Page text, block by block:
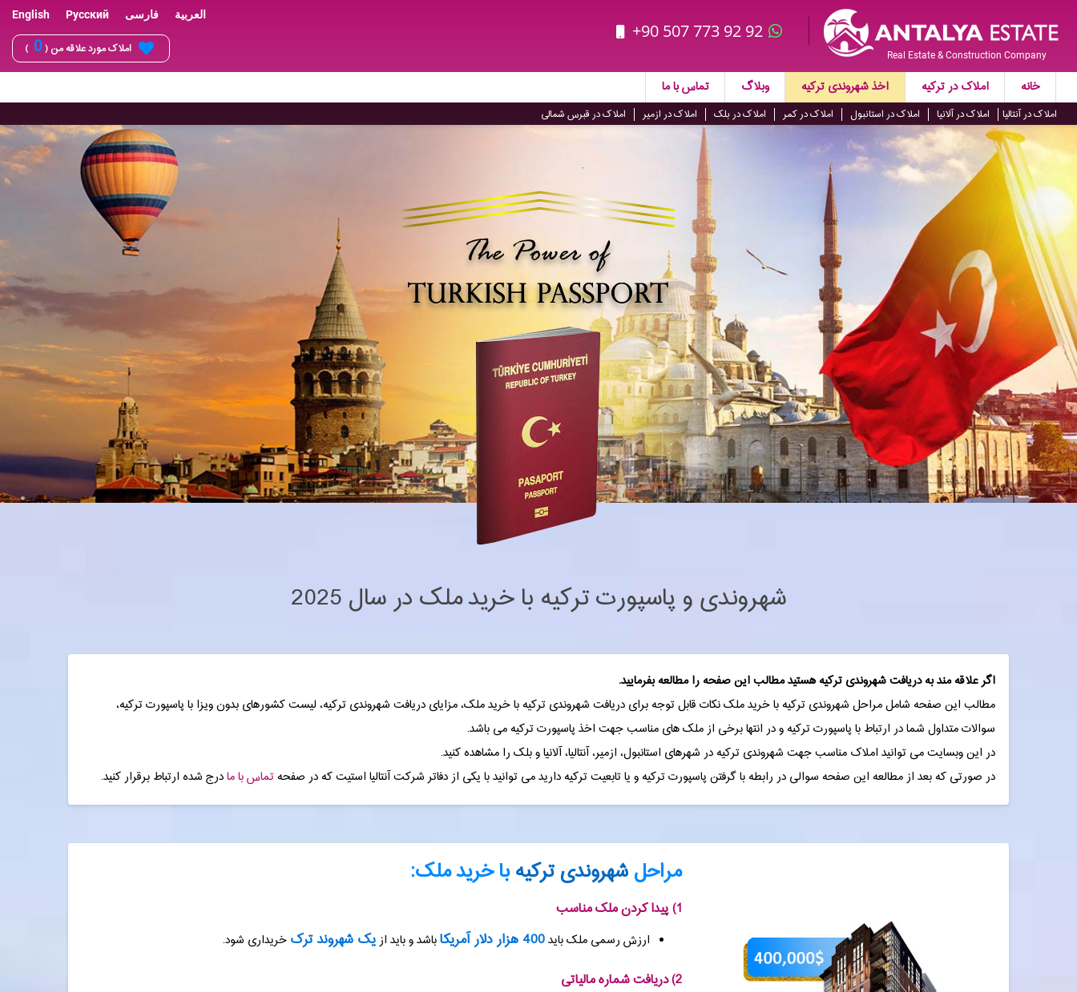
Real Estate & Construction Company
+90 507 773 92 92
English Русский فارسی العربية
املاک مورد علاقه من (0
)
خانه املاک در ترکیه اخذ شهروندی ترکیه وبلاگ تماس با ما
املاک در آنتالیا املاک در آلانیا املاک در استانبول املاک در کمر املاک در بلک املاک در ازمیر املاک در قبرس شمالی
شهروندی و پاسپورت ترکیه با خرید ملک در سال 2025
اگر علاقه مند به دریافت شهروندی ترکیه هستید مطالب این صفحه را مطالعه بفرمایید.
مطالب این صفحه شامل مراحل شهروندی ترکیه با خرید ملک نکات قابل توجه برای دریافت شهروندی ترکیه با خرید ملک، مزایای دریافت شهروندی ترکیه، لیست کشورهای بدون ویزا با پاسپورت ترکیه،
سوالات متداول شما در ارتباط با پاسپورت ترکیه و در انتها برخی از ملک های مناسب جهت اخذ پاسپورت ترکیه می باشد.
در این وبسایت می توانید املاک مناسب جهت شهروندی ترکیه در شهرهای استانبول، ازمیر، آنتالیا، آلانیا و بلک را مشاهده کنید.
در صورتی که بعد از مطالعه این صفحه سوالی در رابطه با گرفتن پاسپورت ترکیه و یا تابعیت ترکیه دارید می توانید با یکی از دفاتر شرکت آنتالیا استیت که در صفحهتماس با مادرج شده ارتباط برقرار کنید.
مراحلشهروندی ترکیهبا خرید ملک:
1) پیدا کردن ملک مناسب
ارزش رسمی ملک باید400 هزار دلار آمریکا باشد و باید ازیک شهروند ترکخریداری شود.
2) دریافت شماره مالیاتی